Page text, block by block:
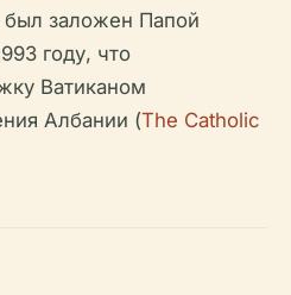
был заложен Папой
году, что
Ватиканом
Албании (The Catholic